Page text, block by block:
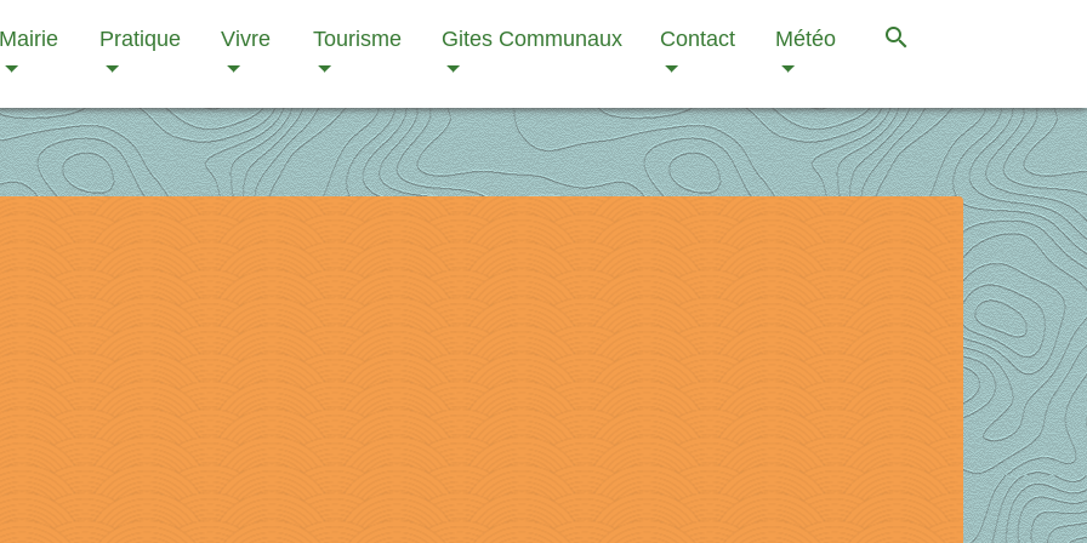
Mairie Pratique Vivre Tourisme Gites Communaux Contact Météo search